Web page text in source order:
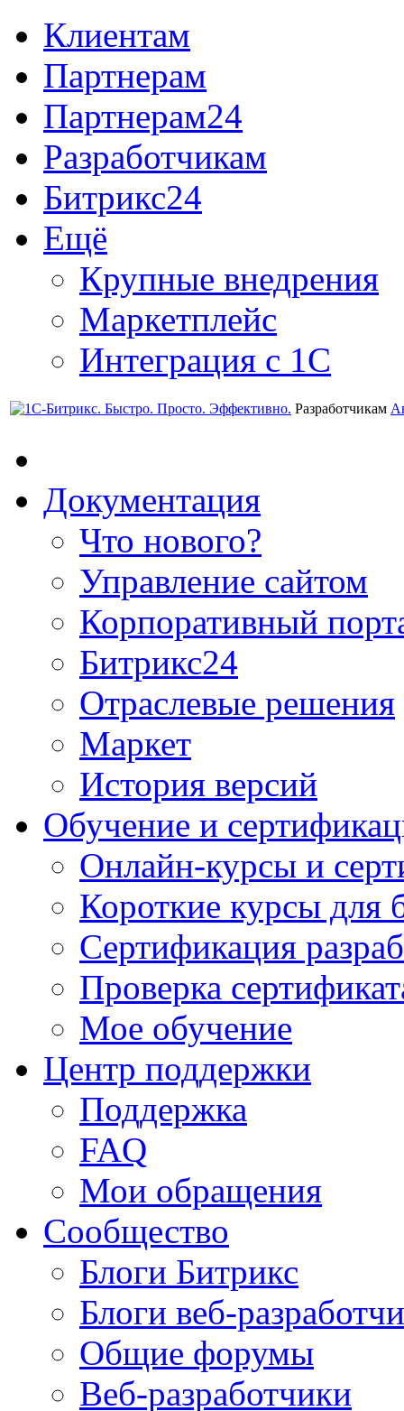
Клиентам
Партнерам
Партнерам24
Разработчикам
Битрикс24
Ещё
Крупные внедрения
Маркетплейс
Интеграция с 1С
Разработчикам
Документация
Что нового?
Управление сайтом
Корпоративный
Битрикс24
Отраслевые решения
Маркет
История версий
Обучение и
Онлайн-курсы и
Короткие курсы для
Сертификация
Проверка
Мое обучение
Центр поддержки
Поддержка
FAQ
Мои обращения
Сообщество
Блоги Битрикс
Блоги веб-
Общие форумы
Веб-разработчики